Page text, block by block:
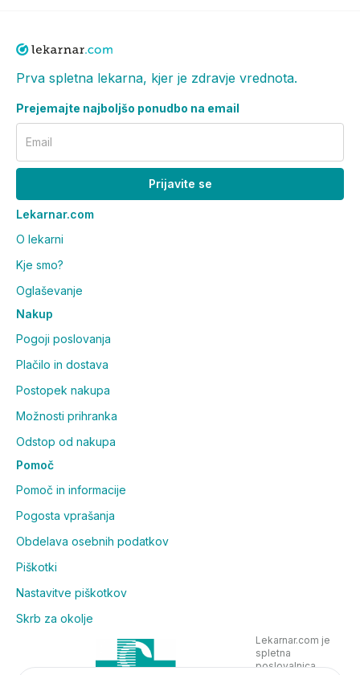
Prva spletna lekarna, kjer je zdravje vrednota.
Prejemajte najboljšo ponudbo na email
Email
Prijavite se
Lekarnar.com
O lekarni
Kje smo?
Oglaševanje
Nakup
Pogoji poslovanja
Plačilo in dostava
Postopek nakupa
Možnosti prihranka
Odstop od nakupa
Pomoč
Pomoč in informacije
Pogosta vprašanja
Obdelava osebnih podatkov
Piškotki
Nastavitve piškotkov
Skrb za okolje
Lekarnar.com je
spletna
poslovalnica